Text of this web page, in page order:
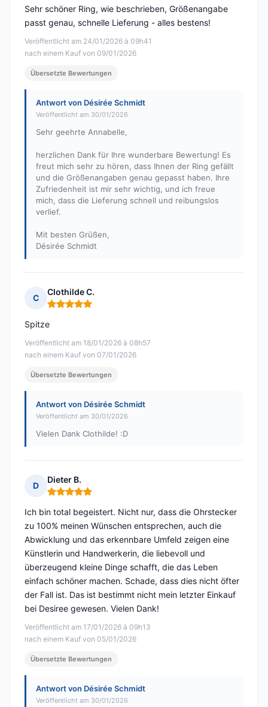
Veröffentlicht am 24/01/2026 à 09h41
nach einem Kauf von 09/01/2026
Sehr schöner Ring, wie beschrieben, Größenangabe
passt genau, schnelle Lieferung - alles bestens!
Übersetzte Bewertungen
Antwort von Désirée Schmidt
Veröffentlicht am 30/01/2026
Sehr geehrte Annabelle,
herzlichen Dank für Ihre wunderbare Bewertung! Es
freut mich sehr zu hören, dass Ihnen der Ring gefällt
und die Größenangaben genau gepasst haben. Ihre
Zufriedenheit ist mir sehr wichtig, und ich freue
mich, dass die Lieferung schnell und reibungslos
verlief.
Mit besten Grüßen,
Désirée Schmidt
C
Clothilde C.
Hinweis: 5 von 5
Veröffentlicht am 18/01/2026 à 08h57
nach einem Kauf von 07/01/2026
Spitze
Übersetzte Bewertungen
Antwort von Désirée Schmidt
Veröffentlicht am 30/01/2026
Vielen Dank Clothilde! :D
D
Dieter B.
Hinweis: 5 von 5
Veröffentlicht am 17/01/2026 à 09h13
nach einem Kauf von 05/01/2026
Ich bin total begeistert. Nicht nur, dass die Ohrstecker
zu 100% meinen Wünschen entsprechen, auch die
Abwicklung und das erkennbare Umfeld zeigen eine
Künstlerin und Handwerkerin, die liebevoll und
überzeugend kleine Dinge schafft, die das Leben
einfach schöner machen. Schade, dass dies nicht öfter
der Fall ist. Das ist bestimmt nicht mein letzter Einkauf
bei Desiree gewesen. Vielen Dank!
Übersetzte Bewertungen
Antwort von Désirée Schmidt
Veröffentlicht am 30/01/2026